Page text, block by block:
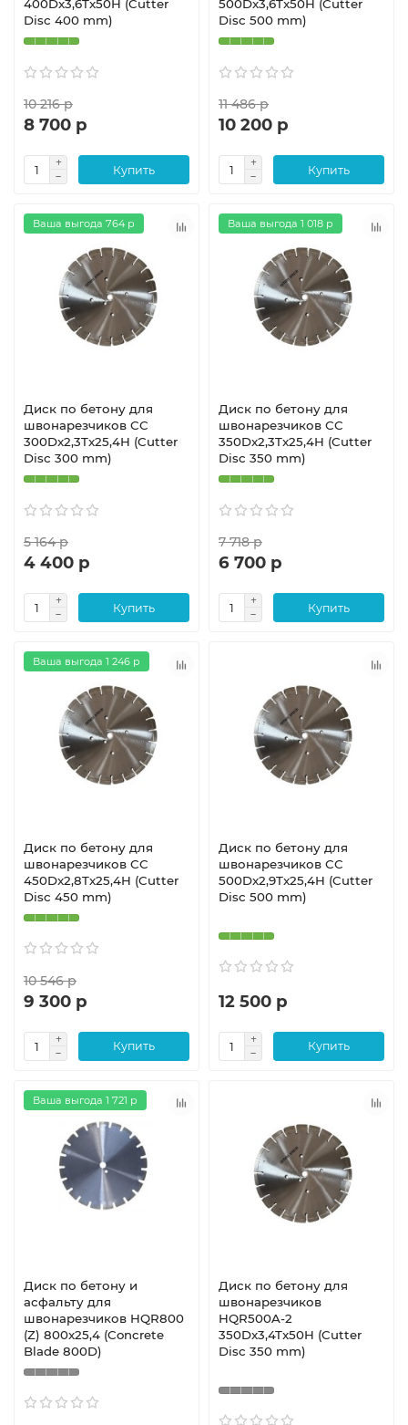
400Dx3,6Tx50H (Cutter
Disc 400 mm)
10 216 р
8 700 р
Купить
500Dx3,6Tx50H (Cutter
Disc 500 mm)
11 486 р
10 200 р
Купить
Ваша выгода 764 р
Диск по бетону для
швонарезчиков СС
300Dx2,3Tx25,4H (Cutter
Disc 300 mm)
5 164 р
4 400 р
Купить
Ваша выгода 1 018 р
Диск по бетону для
швонарезчиков СС
350Dx2,3Tx25,4H (Cutter
Disc 350 mm)
7 718 р
6 700 р
Купить
Ваша выгода 1 246 р
Диск по бетону для
швонарезчиков СС
450Dx2,8Tx25,4H (Cutter
Disc 450 mm)
10 546 р
9 300 р
Купить
Диск по бетону для
швонарезчиков СС
500Dx2,9Tx25,4H (Cutter
Disc 500 mm)
12 500 р
Купить
Ваша выгода 1 721 р
Диск по бетону и
асфальту для
швонарезчиков HQR800
(Z) 800x25,4 (Concrete
Blade 800D)
Диск по бетону для
швонарезчиков
HQR500A-2
350Dx3,4Tx50H (Cutter
Disc 350 mm)